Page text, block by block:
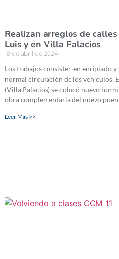
Realizan arreglos de
Luis y en Villa Palacios
19 de abril de 2024
Los trabajos consisten en enripiado
normal circulación de los vehículos.
(Villa Palacios) se colocó nuevo
obra complementaria del nuevo
Leer Más >>